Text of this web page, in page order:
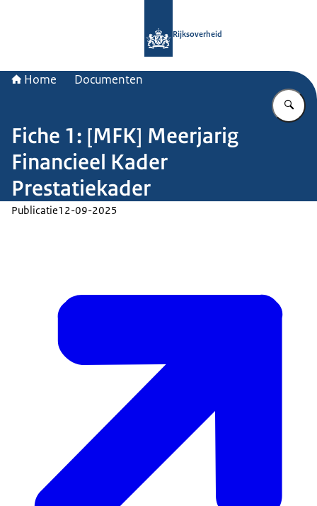
Rijksoverheid
Home Documenten
Fiche 1: [MFK] Meerjarig
Financieel Kader
Prestatiekader
Publicatie12-09-2025